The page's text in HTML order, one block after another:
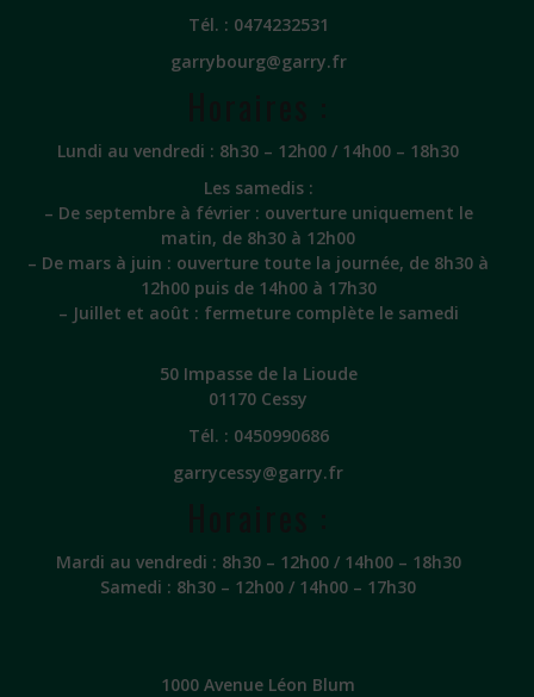
Tél. : 0474232531
garrybourg@garry.fr
Lundi au vendredi : 8h30 – 12h00 / 14h00 – 18h30
Les samedis :
– De septembre à février : ouverture uniquement le
matin, de 8h30 à 12h00
– De mars à juin : ouverture toute la journée, de 8h30 à
12h00 puis de 14h00 à 17h30
– Juillet et août : fermeture complète le samedi
50 Impasse de la Lioude
01170 Cessy
Tél. : 0450990686
garrycessy@garry.fr
Mardi au vendredi : 8h30 – 12h00 / 14h00 – 18h30
Samedi : 8h30 – 12h00 / 14h00 – 17h30
1000 Avenue Léon Blum